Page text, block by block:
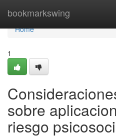
bookmarkswing
Home
Home
1
sobre
riesgo